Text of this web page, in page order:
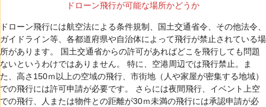
ドローン飛行が可能な場所かどうか
ドローン飛行には航空法による条件規制、国土交通省令、その他法令、
ガイドライン等、各都道府県や自治体によって飛行が禁止されている場
所があります。 国土交通省からの許可があればどこを飛行しても問題
ないというわけではありません。 特に、空港周辺では飛行禁止。ま
た、高さ150ｍ以上の空域の飛行、市街地（人や家屋が密集する地域）
での飛行には許可申請が必要です。 さらには夜間飛行、イベント上空
での飛行、人または物件との距離が30ｍ未満の飛行には承認申請が必